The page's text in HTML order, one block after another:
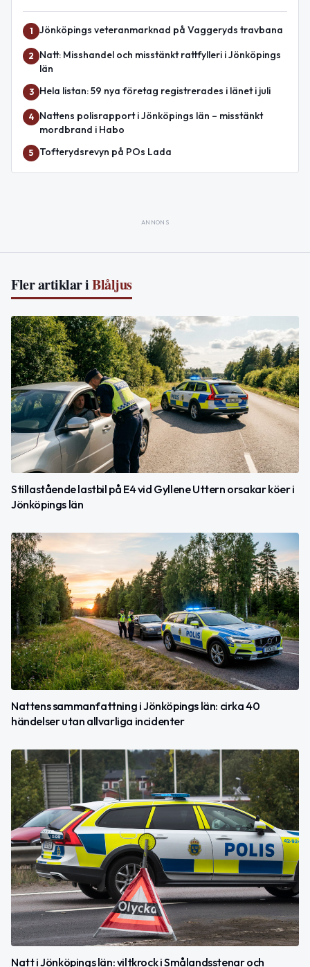
1 Jönköpings veteranmarknad på Vaggeryds travbana
2
Natt: Misshandel och misstänkt rattfylleri i Jönköpings
län
3 Hela listan: 59 nya företag registrerades i länet i juli
4
Nattens polisrapport i Jönköpings län – misstänkt
mordbrand i Habo
5 Tofterydsrevyn på POs Lada
ANNONS
Fler artiklar iBlåljus
Stillastående lastbil på E4 vid Gyllene Uttern orsakar köer i
Jönköpings län
Nattens sammanfattning i Jönköpings län: cirka 40
händelser utan allvarliga incidenter
Natt i Jönköpings län: viltkrock i Smålandsstenar och